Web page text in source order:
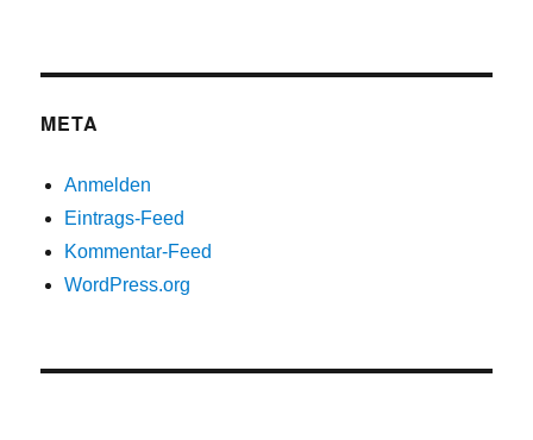
META
Anmelden
Eintrags-Feed
Kommentar-Feed
WordPress.org